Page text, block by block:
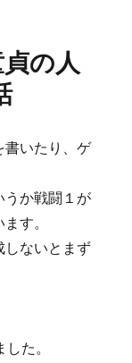
の人
書いたり、ゲ
うか戦闘１が
す。
しないとまず
た。